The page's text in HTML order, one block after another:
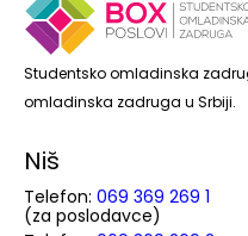
Studentsko omladinska
omladinska zadruga u Srbiji.
Niš
Telefon: 069 369 269 1
(za poslodavce)